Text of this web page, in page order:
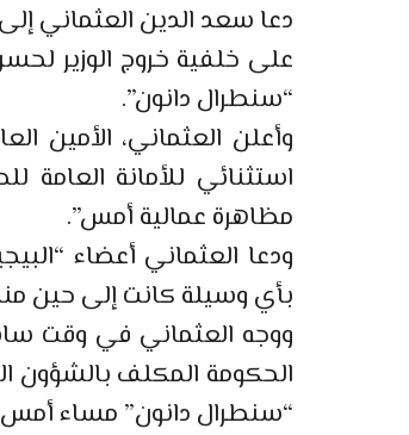
على خلفية خروج الوزير
“سنطرال دانون”.
وأعلن العثماني، الأمين
استثنائي للأمانة
مظاهرة عمالية أمس”.
ودعا العثماني أعضاء
بأي وسيلة كانت إلى حين
ووجه العثماني في وقت
الحكومة المكلف بالشؤون
“سنطرال دانون” مساء أمس الثلاثاء 05 يونيو، معتبرا ذلك